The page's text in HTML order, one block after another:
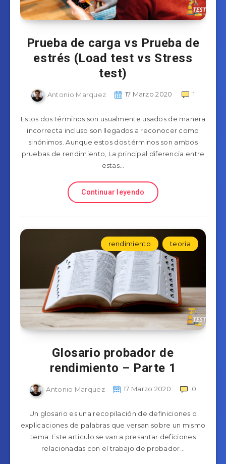
Prueba de carga vs Prueba de
estrés (Load test vs Stress
test)
Antonio Marquez 17 Marzo 2020 1
Estos dos términos son usualmente usados de manera
incorrecta incluso son llegados a reconocer como
sinónimos. Aunque estos dos términos son ambos
pruebas de rendimiento, La principal diferencia entre
estas…
Continuar leyendo
rendimiento teoria
Glosario probador de
rendimiento – Parte 1
Antonio Marquez 17 Marzo 2020 0
Un glosario es una recopilación de definiciones o
explicaciones de palabras que versan sobre un mismo
tema. Este articulo se van a presantar deficiones
relacionadas con el trabajo de probador…